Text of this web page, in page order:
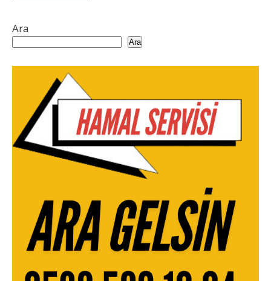
Ara
Ara